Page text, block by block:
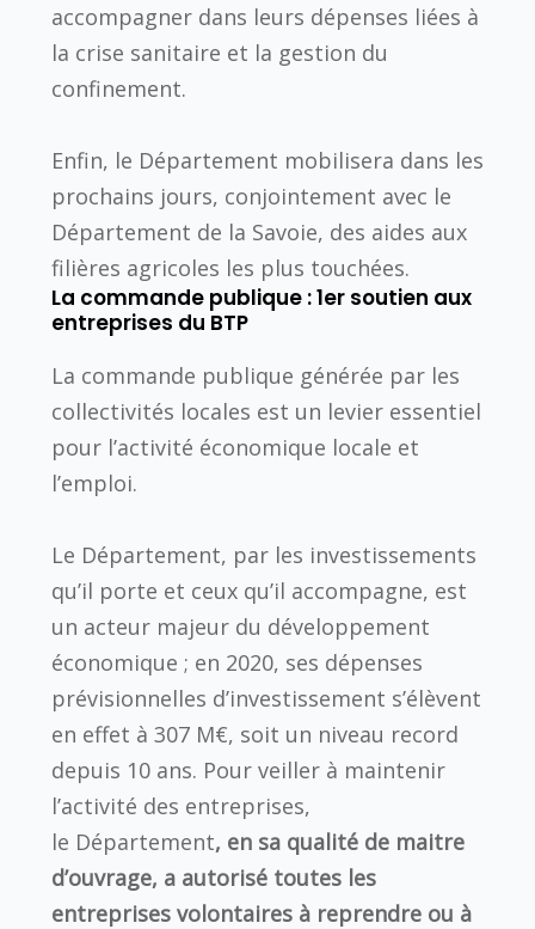
accompagner dans leurs dépenses liées à
la crise sanitaire et la gestion du
confinement.
Enfin, le Département mobilisera dans les
prochains jours, conjointement avec le
Département de la Savoie, des aides aux
filières agricoles les plus touchées.
La commande publique : 1er soutien aux
entreprises du BTP
La commande publique générée par les
collectivités locales est un levier essentiel
pour l’activité économique locale et
l’emploi.
Le Département, par les investissements
qu’il porte et ceux qu’il accompagne, est
un acteur majeur du développement
économique ; en 2020, ses dépenses
prévisionnelles d’investissement s’élèvent
en effet à 307 M€, soit un niveau record
depuis 10 ans. Pour veiller à maintenir
l’activité des entreprises,
le Département, en sa qualité de maitre
d’ouvrage, a autorisé toutes les
entreprises volontaires à reprendre ou à